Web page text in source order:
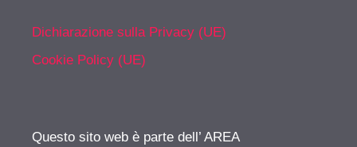
Dichiarazione sulla Privacy (UE)
Cookie Policy (UE)
Questo sito web è parte dell’ AREA